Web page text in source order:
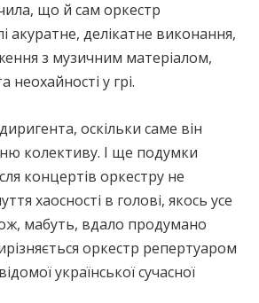
що й сам оркестр
акуратне, делікатне виконання,
з музичним матеріалом,
неохайності у грі.
оскільки саме він
колективу. І ще подумки
концертів оркестру не
хаосності в голові, якось усе
мабуть, вдало продумано
оркестр репертуаром
української сучасної